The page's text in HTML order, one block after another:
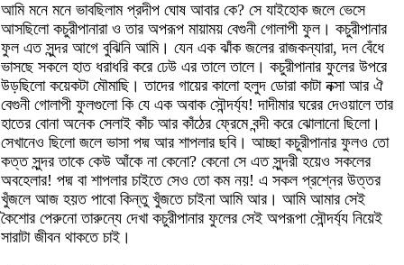
আমি মনে মনে ভাবছিলাম প্রদীপ ঘোষ আবার কে? সে যাইহোক জলে ভেসে
আসছিলো কচুরীপানারা ও তার অপরূপ মায়াময় বেগুনী গোলাপী ফুল। কচুরীপানার
ফুল এত সুন্দর আগে বুঝিনি আমি। যেন এক ঝাঁক জলের রাজকন্যারা, দল বেঁধে
ভাসছে সকলে হাত ধরাধরি করে ঢেউ এর তালে তালে। কচুরীপানার ফুলের উপরে
উড়ছিলো কয়েকটা মৌমাছি। তাদের গায়ের কালো হলুদ ডোরা কাটা নক্সা আর ঐ
বেগুনী গোলাপী ফুলগুলো কি যে এক অবাক সৌন্দর্য্য! দাদীমার ঘরের দেওয়ালে তার
হাতের বোনা অনেক সেলাই কাঁচ আর কাঁঠের ফ্রেমে বন্দী করে ঝোলানো ছিলো।
সেখানেও ছিলো জলে ভাসা পদ্ম আর শাপলার ছবি। আচ্ছা কচুরীপানার ফুলও তো
কত্ত সুন্দর তাকে কেউ আঁকে না কেনো? কেনো সে এত সুন্দরী হয়েও সকলের
অবহেলার! পদ্ম বা শাপলার চাইতে সেও তো কম নয়! এ সকল প্রশ্নের উত্তর
খুঁজলে আজ হয়ত পাবো কিন্তু খুঁজতে চাইনা আমি আর। আমি আমার সেই
কৈশোর পেরুনো তারুন্যে দেখা কচুরীপানার ফুলের সেই অপরূপা সৌন্দর্য্য নিয়েই
সারাটা জীবন থাকতে চাই।